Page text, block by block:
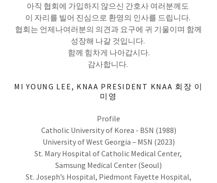
아직 협회에 가입하지 않으신 간호사 여러분께도
이 자리를 빌어 진심으로 환영의 인사를 드립니다.
협회는 언제나여러분의 의견과 요구에 귀 기울이며 함께
성장해 나갈 것입니다.
함께 힘차게 나아갑시다.
감사합니다.
MI YOUNG LEE, KNAA PRESIDENT KNAA 회장 이
미영
Profile
Catholic University of Korea - BSN (1988)
University of West Georgia – MSN (2023)
St. Mary Hospital of Catholic Medical Center,
Samsung Medical Center (Seoul)
St. Joseph’s Hospital, Piedmont Fayette Hospital,